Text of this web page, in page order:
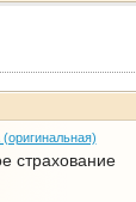
страхование